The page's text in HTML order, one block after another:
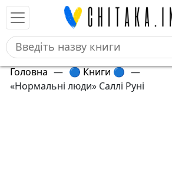
Головна — 🔵 Книги 🔵 —
«Нормальні люди» Саллі Руні